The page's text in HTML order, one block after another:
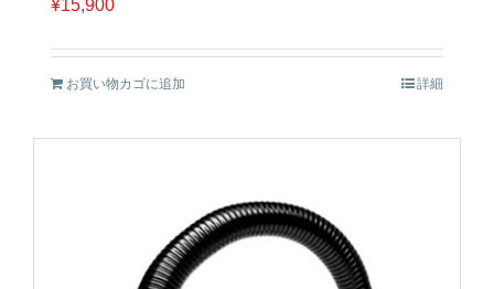
¥15,900
お買い物カゴに追加 詳細